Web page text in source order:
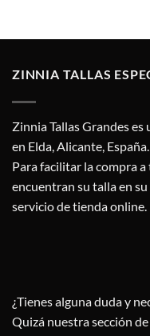
ZINNIA TALLAS
Zinnia Tallas Grandes
en Elda, Alicante, España.
Para facilitar la compra
encuentran su talla en
servicio de tienda online.
¿Tienes alguna duda y
Quizá nuestra sección de